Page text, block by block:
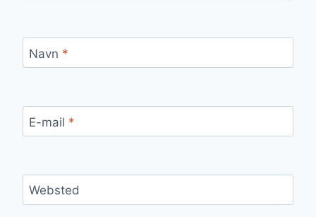
Navn *
E-mail *
Websted